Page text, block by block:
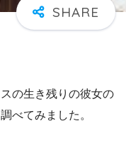
の生き残りの彼女の
べてみました。